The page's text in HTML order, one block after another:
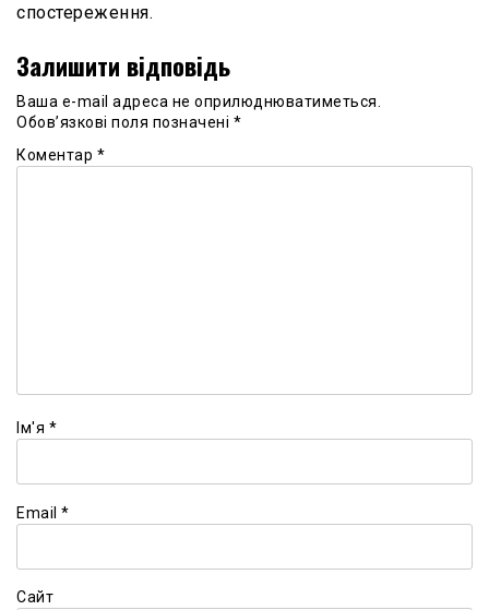
спостереження.
Залишити відповідь
Ваша e-mail адреса не оприлюднюватиметься.
Обов’язкові поля позначені *
Коментар *
Ім'я *
Email *
Сайт